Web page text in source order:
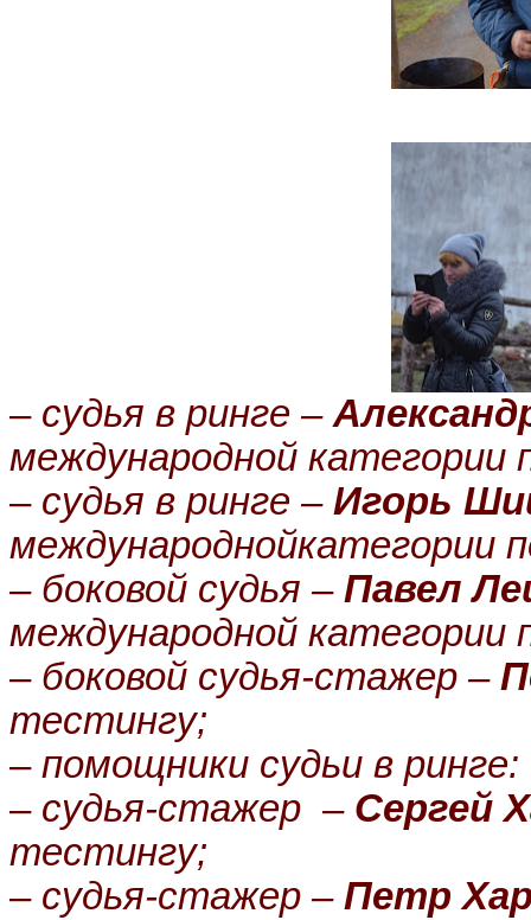
– судья в ринге –
международной категории
– судья в ринге – Игорь
международнойкатегории
– боковой судья – Павел
международной категории
–боковой судья-стажер –
тестингу;
–помощники судьи в ринге:
– судья-стажер – Сергей
тестингу;
– судья-стажер – Петр